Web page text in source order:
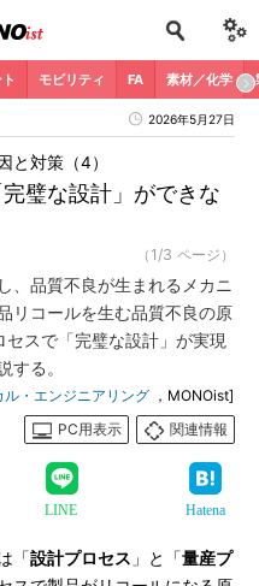
モビリティ FA 素材／化学
2026年5月27日
璧な設計」ができな
と対策（4）
（1/3 ページ）
、品質不良が生まれるメカニ
リコールを生む品質不良の原
スで「完璧な設計」が実現
する。
・エンジニアリング ，MONOist]
PC用表示
関連情報
LINE Hatena
「設計プロセス 」と「量産プ